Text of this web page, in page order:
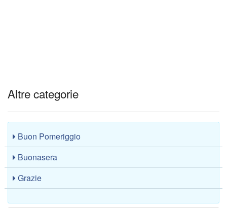
Altre categorie
Buon Pomeriggio
Buonasera
Grazie